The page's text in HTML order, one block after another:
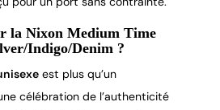
la Nixon Medium Time
Indigo/Denim ?
est plus qu’un
célébration de l’authenticité